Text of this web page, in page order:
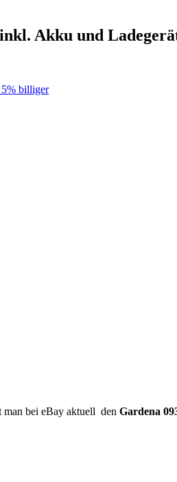
Akku und
man bei eBay aktuell den Gardena